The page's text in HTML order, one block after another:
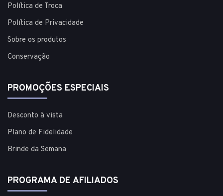
Política de Troca
Política de Privacidade
Sobre os produtos
Conservação
PROMOÇÕES ESPECIAIS
Desconto à vista
Plano de Fidelidade
Brinde da Semana
PROGRAMA DE AFILIADOS